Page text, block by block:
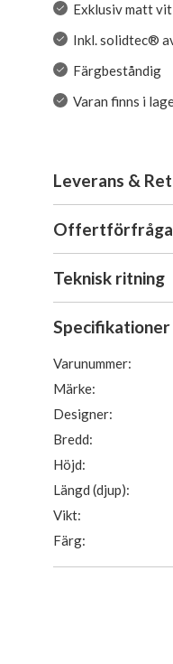
Exklusiv matt
Inkl. solidtec®
Färgbeståndig
Varan finns i
Leverans &
Teknisk ritning
Specifikationer
Varunummer:
Märke:
Designer:
Bredd:
Höjd:
Längd (djup):
Vikt:
Färg: